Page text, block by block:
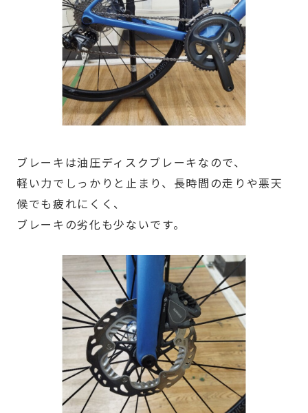
ブレーキは油圧ディスクブレーキなので、
軽い力でしっかりと止まり、長時間の走りや悪天
候でも疲れにくく、
ブレーキの劣化も少ないです。